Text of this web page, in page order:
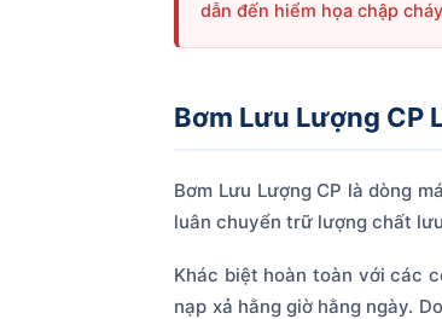
dẫn đến hiểm họa chập
Bơm Lưu Lượng CP
Bơm Lưu Lượng CP là dòng
luân chuyển trữ lượng chất
Khác biệt hoàn toàn với các
nạp xả hằng giờ hằng ngày.